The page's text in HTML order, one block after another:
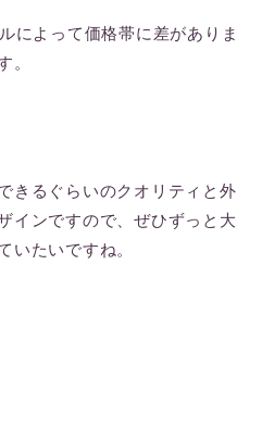
によって価格帯に差がありま
。
きるぐらいのクオリティと外
インですので、ぜひずっと大
いたいですね。